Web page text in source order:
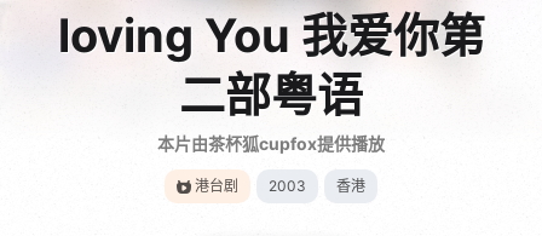
loving You 我爱你第
二部粤语
本片由茶杯狐cupfox提供播放
港台剧 2003 香港